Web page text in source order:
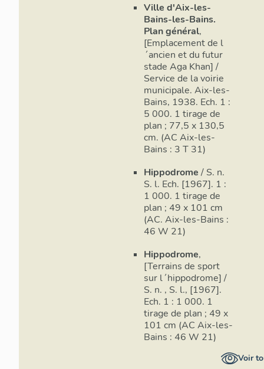
Ville d'Aix-les-
Bains-les-Bains.
Plan général,
[Emplacement de l
´ancien et du futur
stade Aga Khan] /
Service de la voirie
municipale. Aix-les-
Bains, 1938. Ech. 1 :
5 000. 1 tirage de
plan ; 77,5 x 130,5
cm. (AC Aix-les-
Bains : 3 T 31)
Hippodrome / S. n.
S. l. Ech. [1967]. 1 :
1 000. 1 tirage de
plan ; 49 x 101 cm
(AC. Aix-les-Bains :
46 W 21)
Hippodrome,
[Terrains de sport
sur l´hippodrome] /
S. n. , S. l., [1967].
Ech. 1 : 1 000. 1
tirage de plan ; 49 x
101 cm (AC Aix-les-
Bains : 46 W 21)
Voir